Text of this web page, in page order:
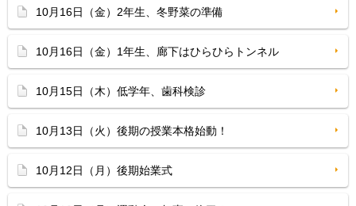
10月16日（金）2年生、冬野菜の準備
10月16日（金）1年生、廊下はひらひらトンネル
10月15日（木）低学年、歯科検診
10月13日（火）後期の授業本格始動！
10月12日（月）後期始業式